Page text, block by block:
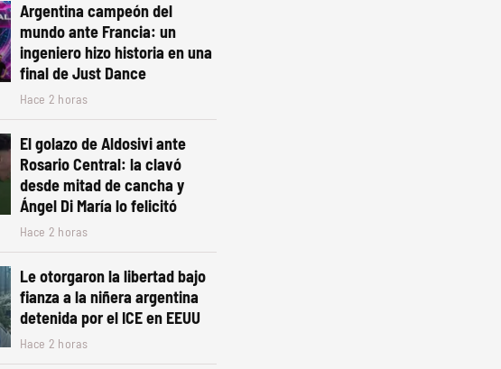
Argentina campeón del
mundo ante Francia: un
ingeniero hizo historia en una
final de Just Dance
Hace 2 horas
El golazo de Aldosivi ante
Rosario Central: la clavó
desde mitad de cancha y
Ángel Di María lo felicitó
Hace 2 horas
Le otorgaron la libertad bajo
fianza a la niñera argentina
detenida por el ICE en EEUU
Hace 2 horas